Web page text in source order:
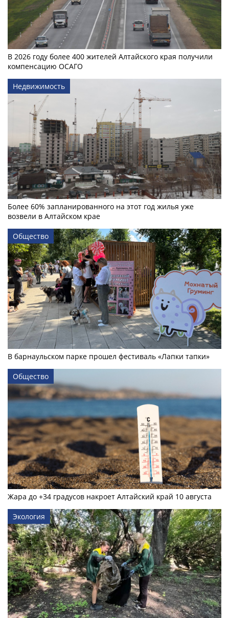
В 2026 году более 400 жителей Алтайского края получили
компенсацию ОСАГО
Недвижимость
Более 60% запланированного на этот год жилья уже
возвели в Алтайском крае
Общество
В барнаульском парке прошел фестиваль «Лапки тапки»
Общество
Жара до +34 градусов накроет Алтайский край 10 августа
Экология